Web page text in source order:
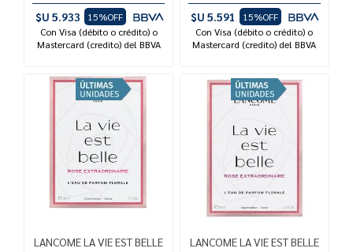
$U 5.933
15%OFF
Con Visa (débito o crédito) o
Mastercard (credito) del BBVA
$U 5.591
15%OFF
Con Visa (débito o crédito) o
Mastercard (credito) del BBVA
LANCOME LA VIE EST BELLE
LANCOME LA VIE EST BELLE